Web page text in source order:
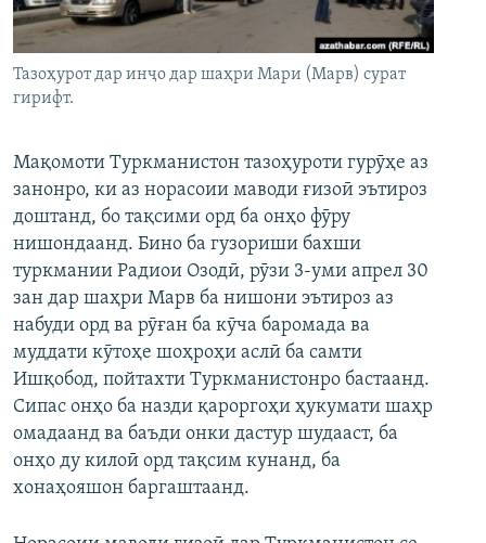
ГУЗОРИШҲОИ РАДИОӢ
Русский
ПАЙГИРӢ КУНЕД
Ҳамаи сомонаҳои RFE/RL
Тазоҳурот дар инҷо дар шаҳри Мари (Марв) сурат
гирифт.
Мақомоти Туркманистон тазоҳуроти гурӯҳе аз
занонро, ки аз норасоии маводи ғизоӣ эътироз
доштанд, бо тақсими орд ба онҳо фӯру
нишондаанд. Бино ба гузориши бахши
туркмании Радиои Озодӣ, рӯзи 3-уми апрел 30
зан дар шаҳри Марв ба нишони эътироз аз
набуди орд ва рӯған ба кӯча баромада ва
муддати кӯтоҳе шоҳроҳи аслӣ ба самти
Ишқобод, пойтахти Туркманистонро бастаанд.
Сипас онҳо ба назди қароргоҳи ҳукумати шаҳр
омадаанд ва баъди онки дастур шудааст, ба
онҳо ду килоӣ орд тақсим кунанд, ба
хонаҳояшон баргаштаанд.